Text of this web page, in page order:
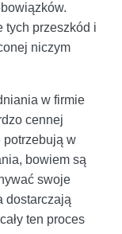
tych przeszkód i
niczym
w firmie
cennej
potrzebują w
bowiem są
swoje
dostarczają
ten proces